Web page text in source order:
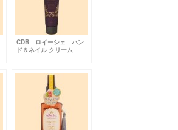
CDB ロイーシェ ハン
ド＆ネイル クリーム